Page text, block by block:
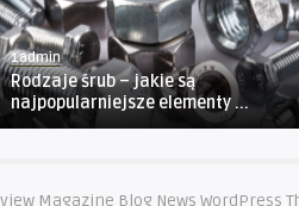
1admin
Rodzaje śrub – jakie są
najpopularniejsze elementy ...
Magazine Blog News WordPress